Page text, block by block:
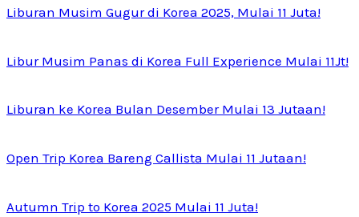
Liburan Musim Gugur di Korea 2025, Mulai 11 Juta!
Libur Musim Panas di Korea Full Experience Mulai 11Jt!
Liburan ke Korea Bulan Desember Mulai 13 Jutaan!
Open Trip Korea Bareng Callista Mulai 11 Jutaan!
Autumn Trip to Korea 2025 Mulai 11 Juta!